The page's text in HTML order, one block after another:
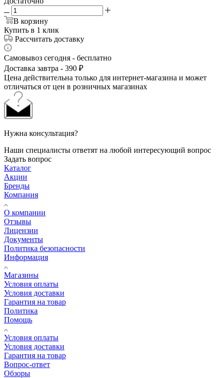
В корзину
Купить в 1 клик
Рассчитать доставку
Самовывоз сегодня - бесплатно
Доставка завтра - 390 ₽
Цена действительна только для интернет-магазина и может
отличаться от цен в розничных магазинах
Нужна консультация?
Наши специалисты ответят на любой интересующий вопрос
Задать вопрос
Каталог
Акции
Бренды
Компания
О компании
Отзывы
Лицензии
Документы
Политика безопасности
Информация
Магазины
Условия оплаты
Условия доставки
Гарантия на товар
Политика
Помощь
Условия оплаты
Условия доставки
Гарантия на товар
Вопрос-ответ
Обзоры